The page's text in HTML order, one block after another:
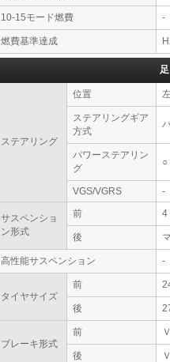
10-15モード燃費 -
燃費基準達成
ステアリング
位置
ステアリングギア
方式
パワーステアリン
グ
○
VGS/VGRS -
サスペンショ
ン形式
前 4
後
高性能サスペンション -
タイヤサイズ
前
後
ブレーキ形式
前
後